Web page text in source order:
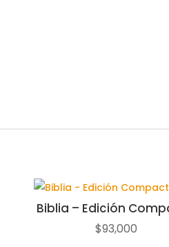
Biblia – Edición
$93,000